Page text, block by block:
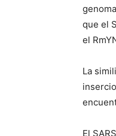
que el
el
La
El